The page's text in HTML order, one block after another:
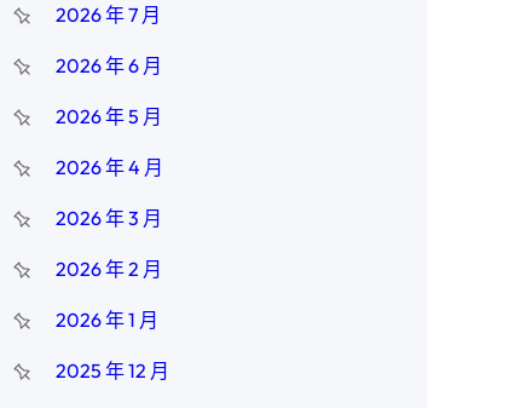
2026 年 7 月
2026 年 6 月
2026 年 5 月
2026 年 4 月
2026 年 3 月
2026 年 2 月
2026 年 1 月
2025 年 12 月